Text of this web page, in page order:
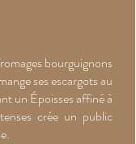
bourguignons
ses escargots au
un Époisses affiné à
crée un public